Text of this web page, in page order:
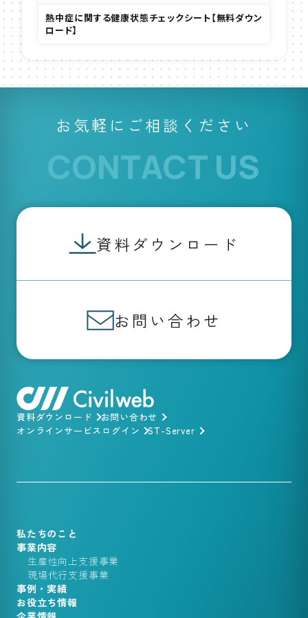
熱中症に関する健康状態チェックシート【無料ダウン
ロード】
CONTACT US
お気軽にご相談ください
資料ダウンロード
お問い合わせ
資料ダウンロード
お問い合わせ
オンラインサービスログイン
ST-Server
私たちのこと
事業内容
生産性向上支援事業
現場代行支援事業
事例・実績
お役立ち情報